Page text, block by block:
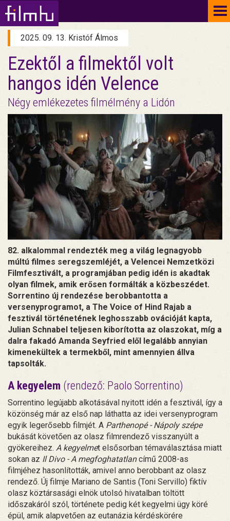
2025. 09. 13. Kristóf Álmos
Ezektől a filmektől volt
hangos idén Velence
Négy emlékezetes filmélmény a Lidón
82. alkalommal rendezték meg a világ legnagyobb
múltú filmes seregszemléjét, a Velencei Nemzetközi
Filmfesztivált, a programjában pedig idén is akadtak
olyan filmek, amik erősen formálták a közbeszédet.
Sorrentino új rendezése berobbantotta a
versenyprogramot, a The Voice of Hind Rajab a
fesztivál történetének leghosszabb ovációját kapta,
Julian Schnabel teljesen kiborította az olaszokat, míg a
dalra fakadó Amanda Seyfried elől legalább annyian
kimenekültek a termekből, mint amennyien állva
tapsolták.
A kegyelem (rendező: Paolo Sorrentino)
Sorrentino legújabb alkotásával nyitott idén a fesztivál, így a
közönség már az első nap láthatta az idei versenyprogram
egyik legerősebb filmjét. A Parthenopé - Nápoly szépe
bukását követően az olasz filmrendező visszanyúlt a
gyökereihez. A kegyelmet elsősorban témaválasztása miatt
sokan az Il Divo - A megfoghatatlancímű 2008-as
filmjéhez hasonlították, amivel anno berobbant az olasz
rendező. Új filmje Mariano de Santis (Toni Servillo) fiktív
olasz köztársasági elnök utolsó hivatalban töltött
időszakáról szól, története pedig két kegyelmi ügy köré
épül, amik alapvetően az eutanázia kérdéskörére